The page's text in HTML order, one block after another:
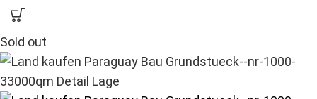
Sold out